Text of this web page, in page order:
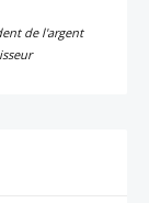
de l'argent